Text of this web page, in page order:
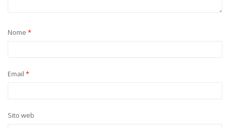
Nome *
Email *
Sito web